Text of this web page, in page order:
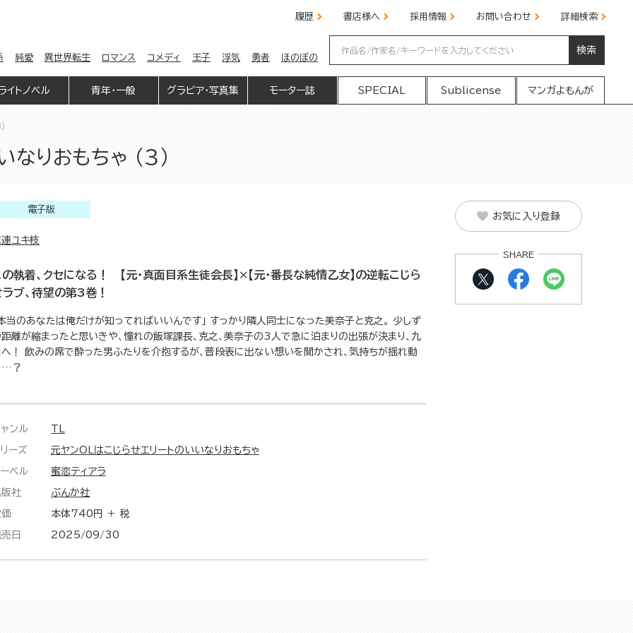
履歴 書店様へ 採用情報 お問い合わせ 詳細検索
純愛 異世界転生 ロマンス コメディ 王子 浮気 勇者 ほのぼの
検索
イトノベル 青年・一般 グラビア・写真集 モーター誌 SPECIAL Sublicense マンガよもんが
りおもちゃ （3）
電子版
ユキ枝
の執着、クセになる！ 【元・真面目系生徒会長】×【元・番長な純情乙女】の逆転こじら
ラブ、待望の第3巻！
当のあなたは俺だけが知ってればいいんです」 すっかり隣人同士になった美奈子と克之。 少しず
離が縮まったと思いきや、憧れの飯塚課長、克之、美奈子の3人で急に泊まりの出張が決まり、九
！ 飲みの席で酔った男ふたりを介抱するが、普段表に出ない想いを聞かされ、気持ちが揺れ動
…？
ンル
ーズ 元ヤンOLはこじらせエリートのいいなりおもちゃ
ベル 蜜恋ティアラ
社 ぶんか社
本体740円 ＋ 税
日 2025/09/30
お気に入り登録
SHARE